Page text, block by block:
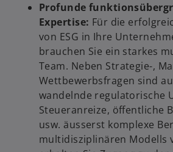
Profunde
Expertise: Für die
von ESG in Ihre
brauchen Sie ein starkes
Team. Neben Strategie-,
Wettbewerbsfragen sind
wandelnde regulatorische
Steueranreize, öffentliche
usw. äusserst komplexe
multidisziplinären Modells